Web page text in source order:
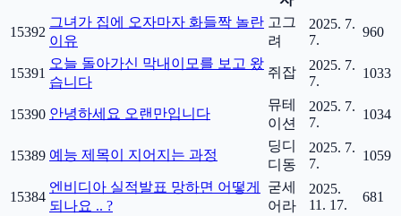
15392
그녀가 집에 오자마자 화들짝 놀란
이유
고그
려
2025. 7.
7.
960
15391
오늘 돌아가신 막내이모를 보고 왔
습니다
쥐잡
2025. 7.
7.
1033
15390 안녕하세요 오랜만입니다
뮤테
이션
2025. 7.
7.
1034
15389 예능 제목이 지어지는 과정
딩디
디동
2025. 7.
7.
1059
15384
엔비디아 실적발표 망하면 어떻게
되나요 .. ?
굳세
어라
2025.
11. 17.
681